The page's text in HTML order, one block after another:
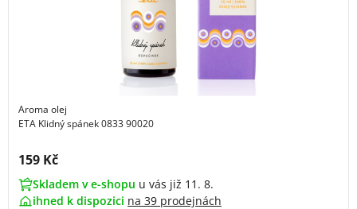
Aroma olej
ETA Klidný spánek 0833 90020
Cena s DPH:
159 Kč
Skladem v e-shopu u vás již 11. 8.
ihned k dispozici na 39 prodejnách